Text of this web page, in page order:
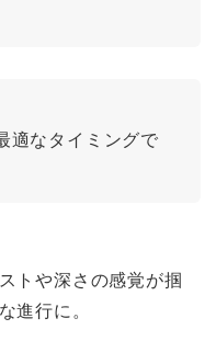
適なタイミングで
トや深さの感覚が掴
進行に。